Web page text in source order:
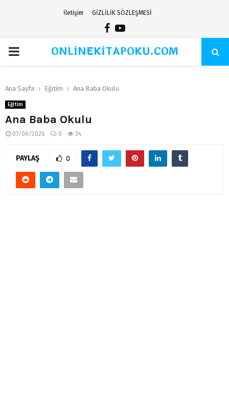
İletişim GİZLİLİK SÖZLEŞMESİ
Facebook
Youtube
PRIMARYONLİNEKİTAPOKU.COM
Ana Sayfa Eğitim Ana Baba Okulu
Eğitim
Ana Baba Okulu
07/06/2026 0 34
PAYLAŞ 0